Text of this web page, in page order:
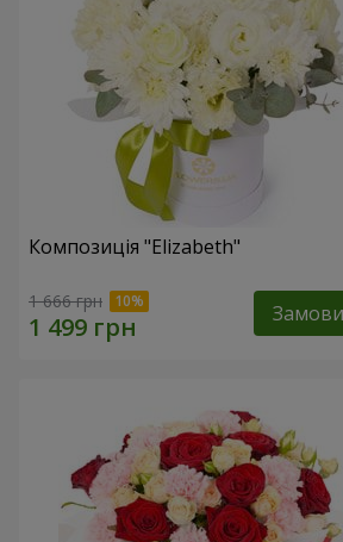
Композиція "Elizabeth"
1 666 грн